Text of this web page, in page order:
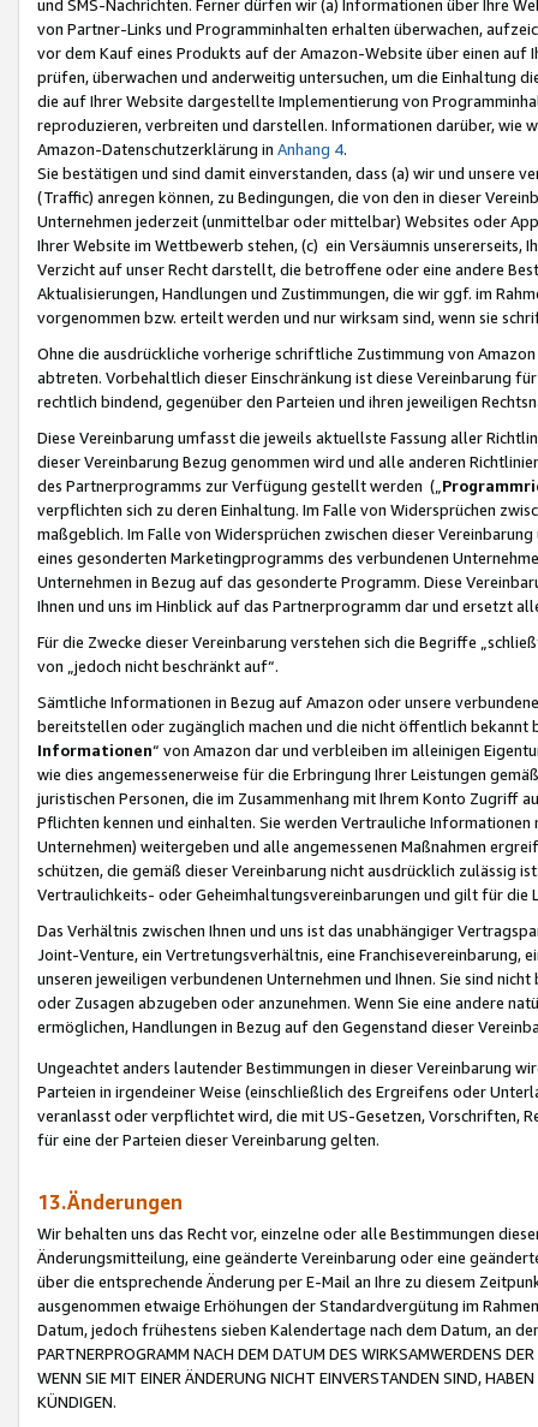
und SMS-Nachrichten. Ferner dürfen wir (a) Informationen über Ihre
von Partner-Links und Programminhalten erhalten überwachen,
vor dem Kauf eines Produkts auf der Amazon-Website über einen
prüfen, überwachen und anderweitig untersuchen, um die Einhaltung
die auf Ihrer Website dargestellte Implementierung von
reproduzieren, verbreiten und darstellen. Informationen darüber, wie
Amazon-Datenschutzerklärung in Anhang 4.
Sie bestätigen und sind damit einverstanden, dass (a) wir und
(Traffic) anregen können, zu Bedingungen, die von den in dieser
Unternehmen jederzeit (unmittelbar oder mittelbar) Websites oder
Ihrer Website im Wettbewerb stehen, (c) ein Versäumnis unsererseits,
Verzicht auf unser Recht darstellt, die betroffene oder eine andere
Aktualisierungen, Handlungen und Zustimmungen, die wir ggf. im
vorgenommen bzw. erteilt werden und nur wirksam sind, wenn sie
Ohne die ausdrückliche vorherige schriftliche Zustimmung von
abtreten. Vorbehaltlich dieser Einschränkung ist diese Vereinbarung
rechtlich bindend, gegenüber den Parteien und ihren jeweiligen
Diese Vereinbarung umfasst die jeweils aktuellste Fassung aller
dieser Vereinbarung Bezug genommen wird und alle anderen
des Partnerprogramms zur Verfügung gestellt werden („
verpflichten sich zu deren Einhaltung. Im Falle von Widersprüchen
maßgeblich. Im Falle von Widersprüchen zwischen dieser
eines gesonderten Marketingprogramms des verbundenen
Unternehmen in Bezug auf das gesonderte Programm. Diese
Ihnen und uns im Hinblick auf das Partnerprogramm dar und ersetzt
Für die Zwecke dieser Vereinbarung verstehen sich die Begriffe
von „jedoch nicht beschränkt auf“.
Sämtliche Informationen in Bezug auf Amazon oder unsere
bereitstellen oder zugänglich machen und die nicht öffentlich
Informationen“ von Amazon dar und verbleiben im alleinigen
wie dies angemessenerweise für die Erbringung Ihrer Leistungen
juristischen Personen, die im Zusammenhang mit Ihrem Konto
Pflichten kennen und einhalten. Sie werden Vertrauliche
Unternehmen) weitergeben und alle angemessenen Maßnahmen
schützen, die gemäß dieser Vereinbarung nicht ausdrücklich zulässig
Vertraulichkeits- oder Geheimhaltungsvereinbarungen und gilt für die
Das Verhältnis zwischen Ihnen und uns ist das unabhängiger
Joint-Venture, ein Vertretungsverhältnis, eine Franchisevereinbarung,
unseren jeweiligen verbundenen Unternehmen und Ihnen. Sie sind
oder Zusagen abzugeben oder anzunehmen. Wenn Sie eine andere
ermöglichen, Handlungen in Bezug auf den Gegenstand dieser
Ungeachtet anders lautender Bestimmungen in dieser Vereinbarung
Parteien in irgendeiner Weise (einschließlich des Ergreifens oder
veranlasst oder verpflichtet wird, die mit US-Gesetzen, Vorschriften,
für eine der Parteien dieser Vereinbarung gelten.
13.Änderungen
Wir behalten uns das Recht vor, einzelne oder alle Bestimmungen
Änderungsmitteilung, eine geänderte Vereinbarung oder eine
über die entsprechende Änderung per E-Mail an Ihre zu diesem
ausgenommen etwaige Erhöhungen der Standardvergütung im
Datum, jedoch frühestens sieben Kalendertage nach dem Datum, an
PARTNERPROGRAMM NACH DEM DATUM DES WIRKSAMWERDENS
WENN SIE MIT EINER ÄNDERUNG NICHT EINVERSTANDEN SIND,
KÜNDIGEN.